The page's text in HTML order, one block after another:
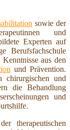
sowie der
und
Experten auf
Berufsfachschule
aus den
und Prävention.
und
die Behandlung
und
therapeutischen